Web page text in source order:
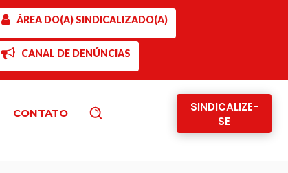
ÁREA DO(A) SINDICALIZADO(A)
CANAL DE DENÚNCIAS
CONTATO
SINDICALIZE-
SE